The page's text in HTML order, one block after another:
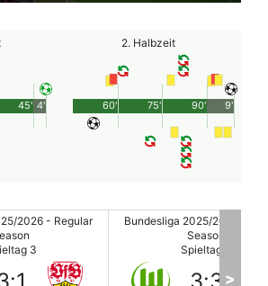
45' 4'
2. Halbzeit
90'
60' 75' 9'
2026 - Regular
3
:3
Bundesliga 2025/2026 -
Season
Spieltag 3
0:1 >